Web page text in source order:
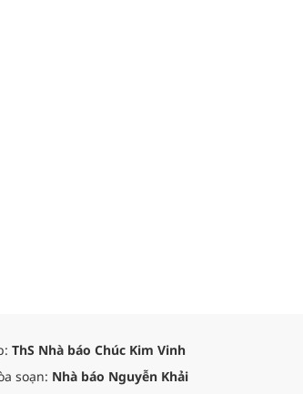
ThS Nhà báo Chúc Kim Vinh
soạn: Nhà báo Nguyễn Khải